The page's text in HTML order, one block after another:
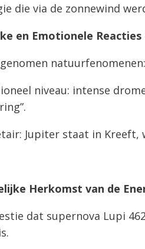
die via de zonnewind
en Emotionele Reacties
niveau: intense
Jupiter staat in
Herkomst van de
dat supernova Lupi